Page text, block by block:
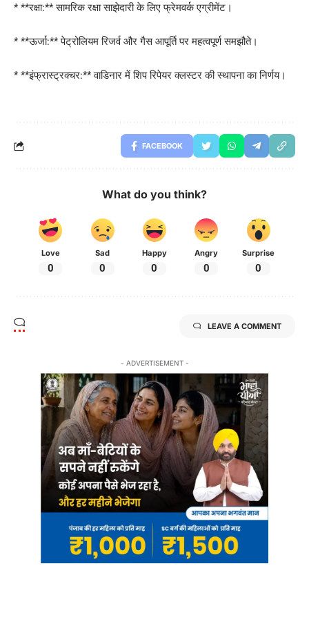
* **रक्षा:** सामरिक रक्षा साझेदारी के लिए फ्रेमवर्क एग्रीमेंट।
* **ऊर्जा:** पेट्रोलियम रिजर्व और गैस आपूर्ति पर महत्वपूर्ण समझौते।
* **इंफ्रास्ट्रक्चर:** वाडिनार में शिप रिपेयर क्लस्टर की स्थापना का निर्णय।
FACEBOOK
What do you think?
Love
0
Sad
0
Happy
0
Angry
0
Surprise
0
LEAVE A COMMENT
- ADVERTISEMENT -